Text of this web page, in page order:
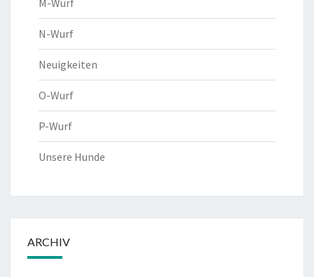
M-Wurf
N-Wurf
Neuigkeiten
O-Wurf
P-Wurf
Unsere Hunde
ARCHIV